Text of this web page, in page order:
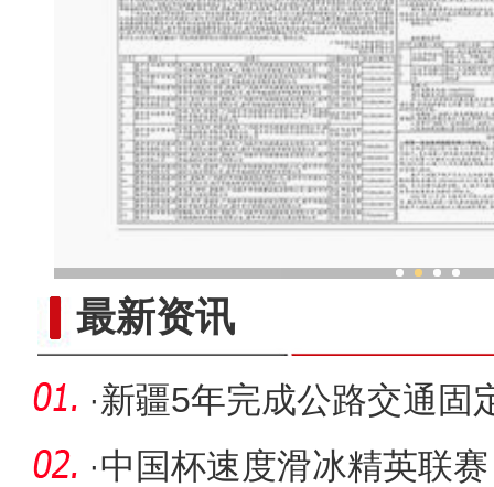
最新资讯
·新疆5年完成公路交通固
元
·中国杯速度滑冰精英联